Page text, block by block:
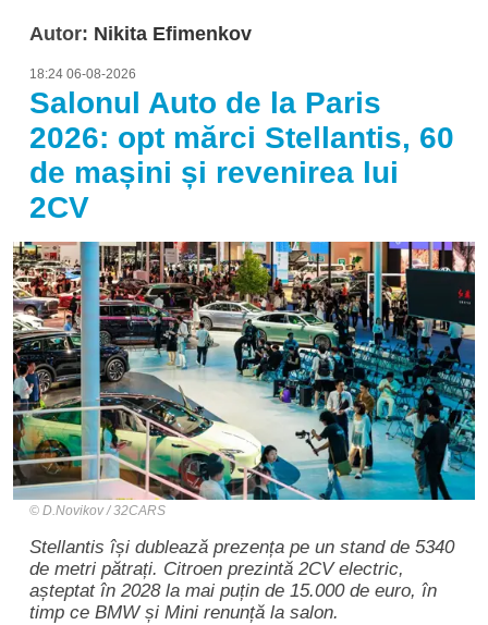
Autor: Nikita Efimenkov
18:24 06-08-2026
Salonul Auto de la Paris
2026: opt mărci Stellantis, 60
de mașini și revenirea lui
2CV
D.Novikov / 32CARS
Stellantis își dublează prezența pe un stand de 5340
de metri pătrați. Citroen prezintă 2CV electric,
așteptat în 2028 la mai puțin de 15.000 de euro, în
timp ce BMW și Mini renunță la salon.